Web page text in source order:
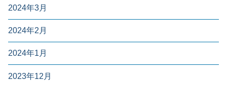
2024年3月
2024年2月
2024年1月
2023年12月